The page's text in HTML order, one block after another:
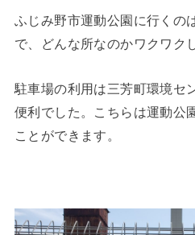
ふじみ野市運動公園に行くの
で、どんな所なのかワクワク
駐車場の利用は三芳町環境セ
便利でした。こちらは運動公
ことができます。